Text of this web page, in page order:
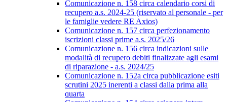
Comunicazione n. 158 circa calendario corsi di
recupero a.s. 2024-25 (riservato al personale - per
le famiglie vedere RE Axios)
Comunicazione n. 157 circa perfezionamento
iscrizioni classi prime a.s. 2025/26
Comunicazione n. 156 circa indicazioni sulle
modalità di recupero debiti finalizzate agli esami
di riparazione - a.s. 2024/25
Comunicazione n. 152a circa pubblicazione esiti
scrutini 2025 inerenti a classi dalla prima alla
quarta